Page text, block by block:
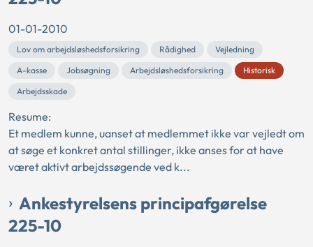
01-01-2010
Lov om arbejdsløshedsforsikring Rådighed
Vejledning
A-kasse
Jobsøgning Arbejdsløshedsforsikring
Historisk
Arbejdsskade
Resume:
Et medlem kunne, uanset at medlemmet ikke var vejledt om
at søge et konkret antal stillinger, ikke anses for at have
været aktivt arbejdssøgende ved k...
Ankestyrelsens principafgørelse
225-10